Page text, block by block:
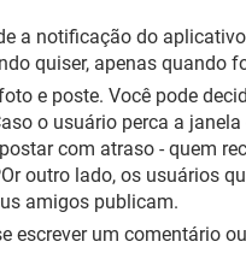
a notificação do
quiser, apenas quando
e poste. Você pode
o usuário perca a
com atraso - quem
outro lado, os usuários
amigos publicam.
escrever um comentário